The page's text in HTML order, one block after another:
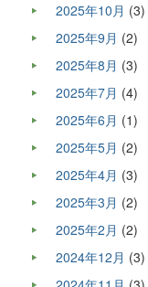
2025年10月 (3)
2025年9月 (2)
2025年8月 (3)
2025年7月 (4)
2025年6月 (1)
2025年5月 (2)
2025年4月 (3)
2025年3月 (2)
2025年2月 (2)
2024年12月 (3)